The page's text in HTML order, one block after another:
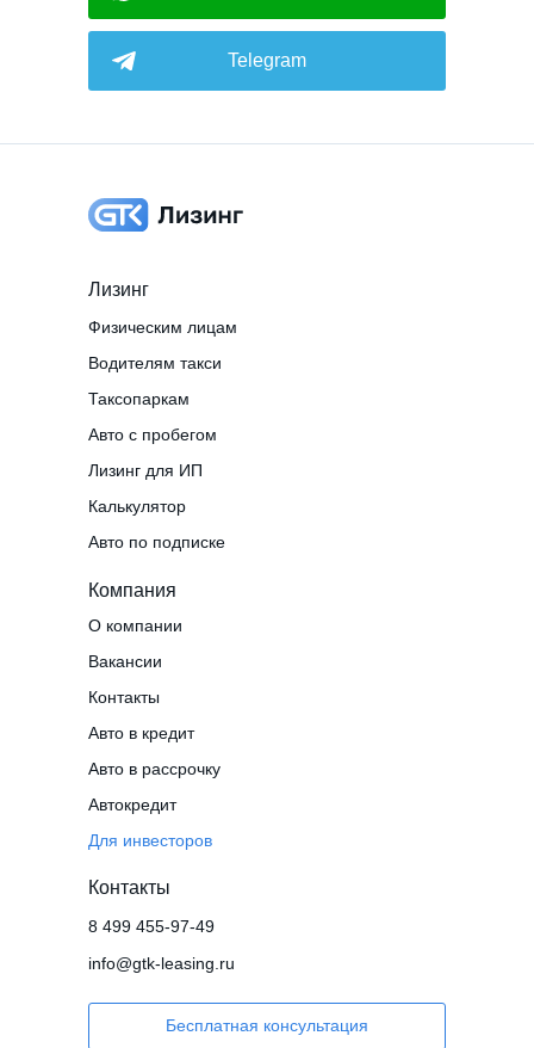
Telegram
Компания
О компании
Вакансии
Контакты
Для инвесторов
Контакты
8 499 455-97-49
info@gtk-leasing.ru
Бесплатная консультация
Лизинг
Водителям такси
Физическим лицам
Таксопаркам
Авто с пробегом
Авто в кредит
Авто в рассрочку
Автокредит
Лизинг для ИП
Калькулятор
Авто по подписке